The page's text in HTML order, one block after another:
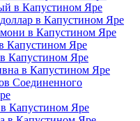
в Капустином Яре
в Капустином Яре
в Капустином Яре
Капустином Яре
Капустином Яре
в Капустином Яре
Соединенного
Капустином Яре